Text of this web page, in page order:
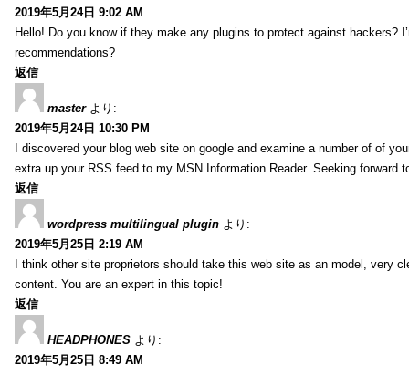
2019年5月24日 9:02 AM
Hello! Do you know if they make any plugins to protect against hackers?
recommendations?
返信
master より:
2019年5月24日 10:30 PM
I discovered your blog web site on google and examine a number of of
extra up your RSS feed to my MSN Information Reader. Seeking forward
返信
wordpress multilingual plugin より:
2019年5月25日 2:19 AM
I think other site proprietors should take this web site as an model, very
content. You are an expert in this topic!
返信
HEADPHONES より:
2019年5月25日 8:49 AM